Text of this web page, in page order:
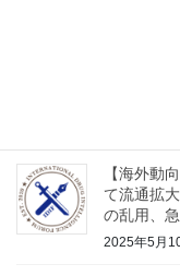
【海外動
て流通拡
の乱用、
2025年5月